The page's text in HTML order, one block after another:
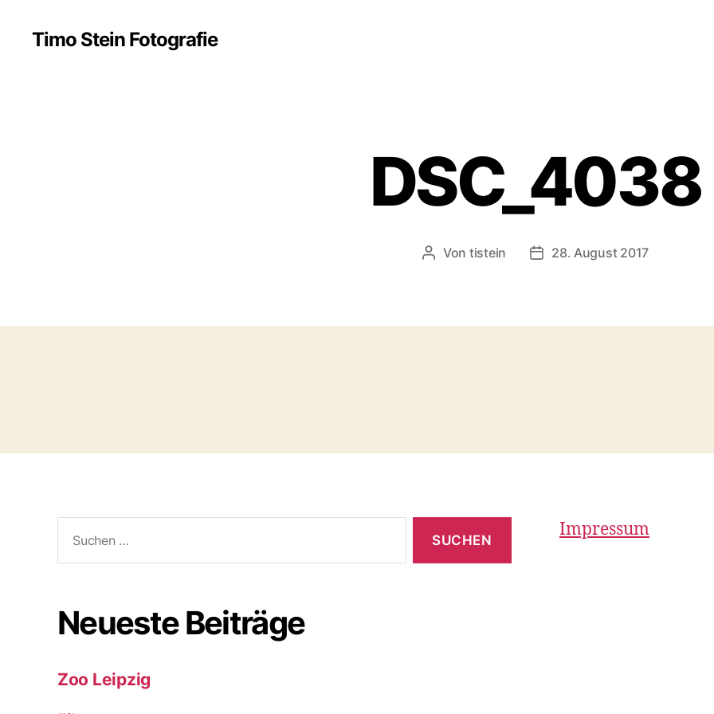
Timo Stein Fotografie
DSC_4038
Beitragsautor
Von tistein Veröffentlichungsdatum
28. August 2017
nach:
Neueste Beiträge
Zoo Leipzig
Impressum